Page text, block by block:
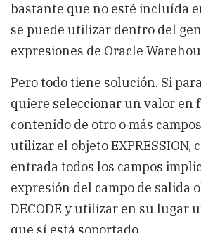
bastante que no esté incluída
se puede utilizar dentro del
expresiones de Oracle
Pero todo tiene solución. Si
quiere seleccionar un valor en
contenido de otro o más
utilizar el objeto EXPRESSION,
entrada todos los campos
expresión del campo de salida
DECODE y utilizar en su lugar